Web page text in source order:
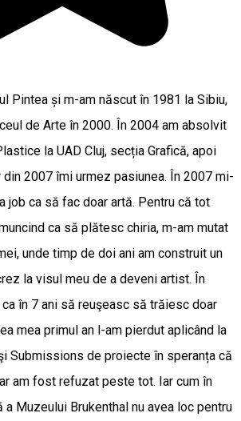
Pintea și m-am născut în 1981 la Sibiu,
de Arte în 2000. În 2004 am absolvit
la UAD Cluj, secția Grafică, apoi
2007 îmi urmez pasiunea. În 2007 mi-
job ca să fac doar artă. Pentru că tot
ca să plătesc chiria, m-am mutat
unde timp de doi ani am construit un
la visul meu de a deveni artist. În
în 7 ani să reuşeasc să trăiesc doar
mea primul an l-am pierdut aplicând la
Submissions de proiecte în speranța că
am fost refuzat peste tot. Iar cum în
a Muzeului Brukenthal nu avea loc pentru